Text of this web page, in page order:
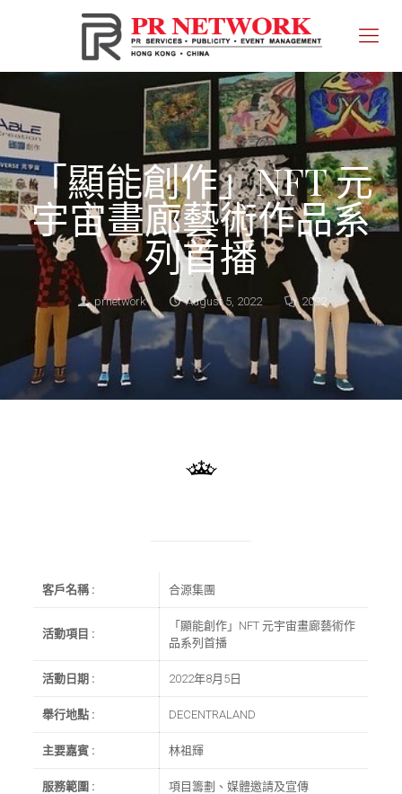
「顯能創作」NFT 元
宇宙畫廊藝術作品系
列首播
prnetwork August 5, 2022 2022
客戶名稱 : 合源集團
活動項目 :
「顯能創作」NFT 元宇宙畫廊藝術作
品系列首播
活動日期 : 2022年8月5日
舉行地點 : DECENTRALAND
主要嘉賓 : 林祖輝
服務範圍 : 項目籌劃、媒體邀請及宣傳